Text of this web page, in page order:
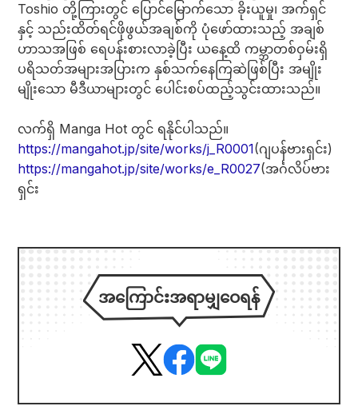
Toshio တို့ကြားတွင် ပြောင်မြောက်သော ခိုးယူမှု၊ အက်ရှင်
နှင့် သည်းထိတ်ရင်ဖိုဖွယ်အချစ်ကို ပုံဖော်ထားသည့် အချစ်
ဟာသအဖြစ် ရေပန်းစားလာခဲ့ပြီး ယနေ့ထိ ကမ္ဘာတစ်ဝှမ်းရှိ
ပရိသတ်အများအပြားက နှစ်သက်နေကြဆဲဖြစ်ပြီး အမျိုး
မျိုးသော မီဒီယာများတွင် ပေါင်းစပ်ထည့်သွင်းထားသည်။
လက်ရှိ Manga Hot တွင် ရနိုင်ပါသည်။
https://mangahot.jp/site/works/j_R0001(ဂျပန်ဗားရှင်း)
https://mangahot.jp/site/works/e_R0027(အင်္ဂလိပ်ဗား
ရှင်း
အကြောင်းအရာမျှဝေရန်